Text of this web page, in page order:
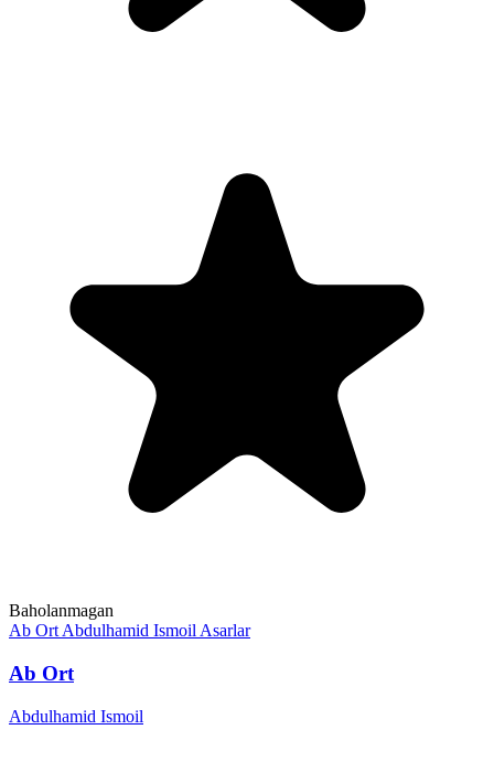
Baholanmagan
Ab Ort Abdulhamid Ismoil Asarlar
Ab Ort
Abdulhamid Ismoil